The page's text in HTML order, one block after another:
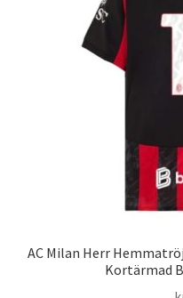
AC Milan Herr
Kortärmad